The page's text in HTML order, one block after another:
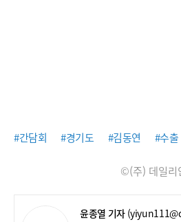
#간담회 #경기도 #김동연 #수출
©(주) 데일리
윤종열 기자